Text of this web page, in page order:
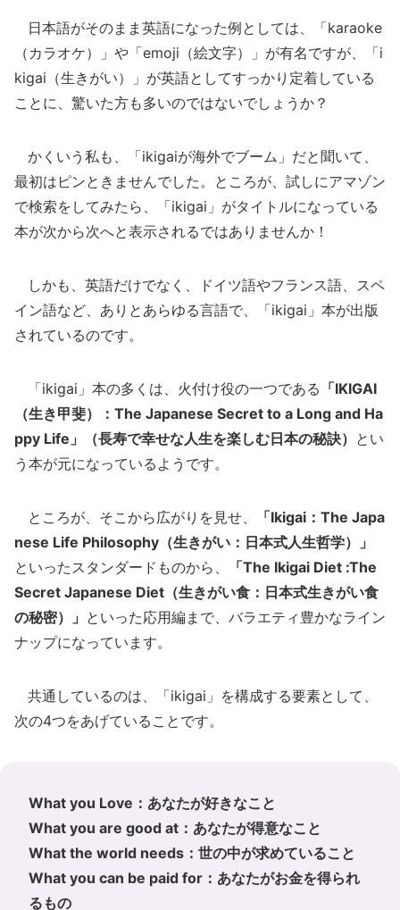
日本語がそのまま英語になった例としては、「karaoke
（カラオケ）」や「emoji（絵文字）」が有名ですが、「i
kigai（生きがい）」が英語としてすっかり定着している
ことに、驚いた方も多いのではないでしょうか？
かくいう私も、「ikigaiが海外でブーム」だと聞いて、
最初はピンときませんでした。ところが、試しにアマゾン
で検索をしてみたら、「ikigai」がタイトルになっている
本が次から次へと表示されるではありませんか！
しかも、英語だけでなく、ドイツ語やフランス語、スペ
イン語など、ありとあらゆる言語で、「ikigai」本が出版
されているのです。
「ikigai」本の多くは、火付け役の一つである 「IKIGAI
（生き甲斐）：The Japanese Secret to a Long and Ha
ppy Life」（長寿で幸せな人生を楽しむ日本の秘訣） とい
う本が元になっているようです。
ところが、そこから広がりを見せ、
「Ikigai：The Japa
nese Life Philosophy（生きがい：日本式人生哲学）」
といったスタンダードものから、
「The Ikigai Diet :The
Secret Japanese Diet（生きがい食：日本式生きがい食
の秘密）」 といった応用編まで、バラエティ豊かなライン
ナップになっています。
共通しているのは、「ikigai」を構成する要素として、
次の4つをあげていることです。
What you Love：あなたが好きなこと
What you are good at：あなたが得意なこと
What the world needs：世の中が求めていること
What you can be paid for：あなたがお金を得られ
るもの